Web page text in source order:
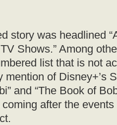
story was headlined
Shows.” Among
list that is not
mention of Disney+’s
and “The Book of
after the